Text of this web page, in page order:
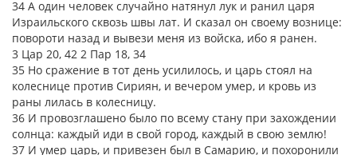
34 А один человек случайно натянул лук и ранил царя
Израильского сквозь швы лат. И сказал он своему вознице:
повороти назад и вывези меня из войска, ибо я ранен.
3 Цар 20, 42 2 Пар 18, 34
35 Но сражение в тот день усилилось, и царь стоял на
колеснице против Сириян, и вечером умер, и кровь из
раны лилась в колесницу.
36 И провозглашено было по всему стану при захождении
солнца: каждый иди в свой город, каждый в свою землю!
37 И умер царь, и привезен был в Самарию, и похоронили